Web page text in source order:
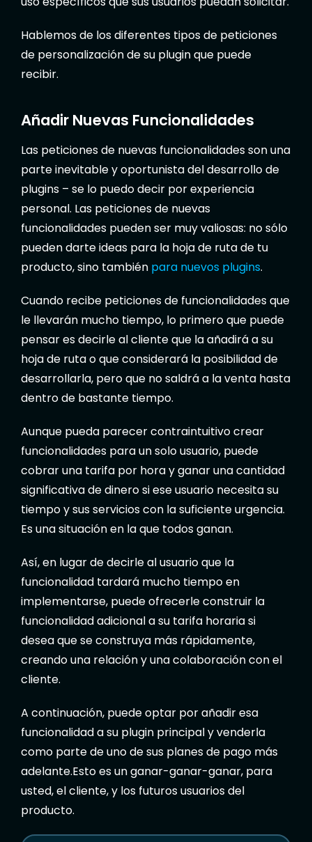
Hablemos de los diferentes tipos de peticiones
de personalización de su plugin que puede
recibir.
Añadir Nuevas Funcionalidades
Las peticiones de nuevas funcionalidades son una
parte inevitable y oportunista del desarrollo de
plugins – se lo puedo decir por experiencia
personal. Las peticiones de nuevas
funcionalidades pueden ser muy valiosas: no sólo
pueden darte ideas para la hoja de ruta de tu
producto, sino también para nuevos plugins.
Cuando recibe peticiones de funcionalidades que
le llevarán mucho tiempo, lo primero que puede
pensar es decirle al cliente que la añadirá a su
hoja de ruta o que considerará la posibilidad de
desarrollarla, pero que no saldrá a la venta hasta
dentro de bastante tiempo.
Aunque pueda parecer contraintuitivo crear
funcionalidades para un solo usuario, puede
cobrar una tarifa por hora y ganar una cantidad
significativa de dinero si ese usuario necesita su
tiempo y sus servicios con la suficiente urgencia.
Es una situación en la que todos ganan.
Así, en lugar de decirle al usuario que la
funcionalidad tardará mucho tiempo en
implementarse, puede ofrecerle construir la
funcionalidad adicional a su tarifa horaria si
desea que se construya más rápidamente,
creando una relación y una colaboración con el
cliente.
A continuación, puede optar por añadir esa
funcionalidad a su plugin principal y venderla
como parte de uno de sus planes de pago más
adelante.Esto es un ganar-ganar-ganar, para
usted, el cliente, y los futuros usuarios del
producto.